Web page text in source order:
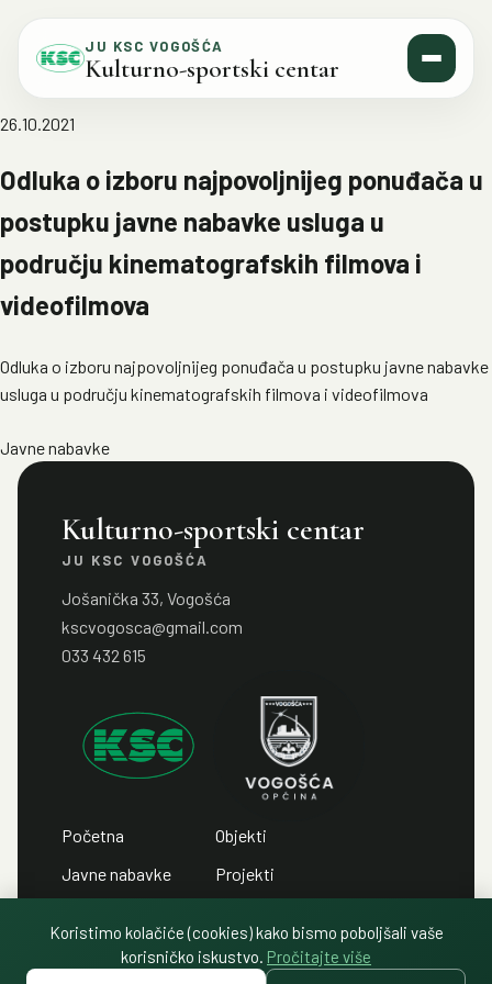
JU KSC VOGOŠĆA
Kulturno-sportski centar
26.10.2021
Odluka o izboru najpovoljnijeg ponuđača u
postupku javne nabavke usluga u
području kinematografskih filmova i
videofilmova
Odluka o izboru najpovoljnijeg ponuđača u postupku javne nabavke
usluga u području kinematografskih filmova i videofilmova
Javne nabavke
Kulturno-sportski centar
JU KSC VOGOŠĆA
Jošanička 33, Vogošća
kscvogosca@gmail.com
033 432 615
Početna
Javne nabavke
Javni oglasi
Objekti
Projekti
Politika privatnosti
Koristimo kolačiće (cookies) kako bismo poboljšali vaše
korisničko iskustvo. Pročitajte više